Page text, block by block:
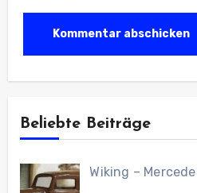
Beliebte Beiträge
Wiking –